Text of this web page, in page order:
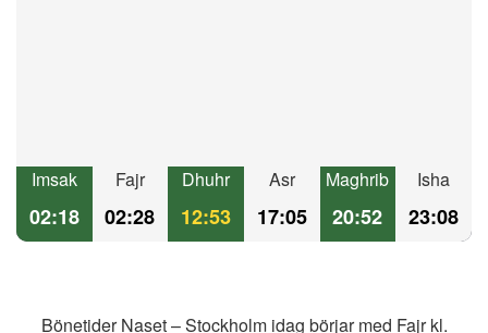
Imsak
02:18
Fajr
02:28
Dhuhr
12:53
Asr
17:05
Maghrib
20:52
Isha
23:08
Bönetider Naset – Stockholm idag börjar med Fajr kl.